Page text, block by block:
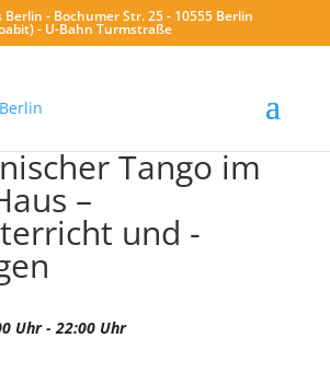
Berlin - Bochumer Str. 25 - 10555 Berlin
- U-Bahn Turmstraße
Tango im
–
und -
Uhr - 22:00 Uhr